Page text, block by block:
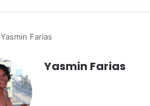
Yasmin Farias
Yasmin Farias